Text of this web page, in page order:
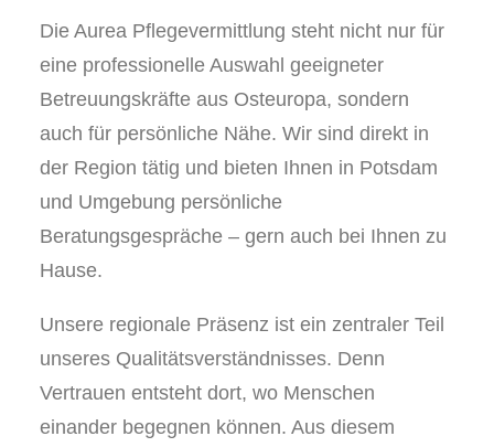
Die Aurea Pflegevermittlung steht nicht nur für
eine professionelle Auswahl geeigneter
Betreuungskräfte aus Osteuropa, sondern
auch für persönliche Nähe. Wir sind direkt in
der Region tätig und bieten Ihnen in Potsdam
und Umgebung persönliche
Beratungsgespräche – gern auch bei Ihnen zu
Hause.
Unsere regionale Präsenz ist ein zentraler Teil
unseres Qualitätsverständnisses. Denn
Vertrauen entsteht dort, wo Menschen
einander begegnen können. Aus diesem